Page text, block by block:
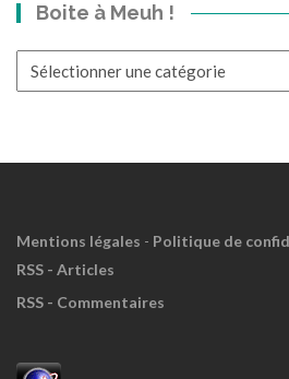
Boite à Meuh !
Mentions légales - Politique de
RSS - Articles
RSS - Commentaires